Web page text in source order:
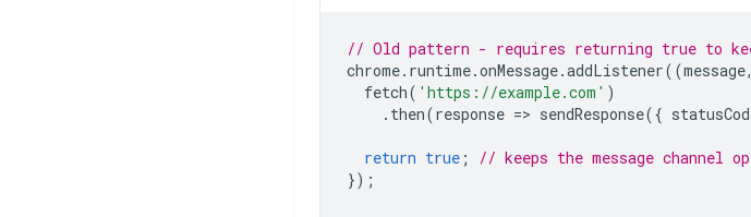
// Old pattern - requires returning true to
chrome. runtime.onMessage.addListener((message,
fetch( 'https://example.com' )
. then(response => sendResponse({
return true ;
// keeps the message channel
});